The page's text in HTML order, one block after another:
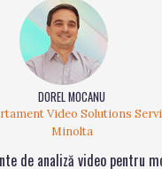
DOREL MOCANU
Video Solutions
Minolta
de analiză video pentru